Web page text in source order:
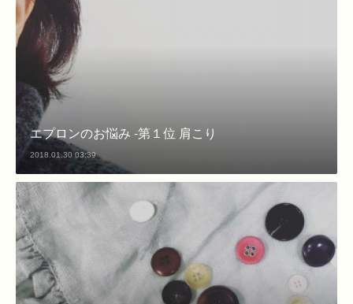
エプロンのお悩み -第１位 肩こり
2018.01.30 03:39